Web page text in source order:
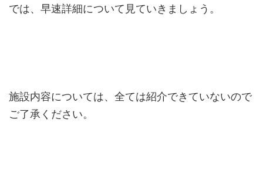
では、早速詳細について見ていきましょう。
施設内容については、全ては紹介できていないので
ご了承ください。